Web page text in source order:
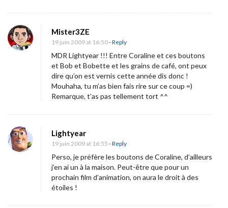
Mister3ZE
19 juin 2009 at 16:50- Reply
MDR Lightyear !!! Entre Coraline et ces boutons
et Bob et Bobette et les grains de café, ont peux
dire qu’on est vernis cette année dis donc !
Mouhaha, tu m’as bien fais rire sur ce coup =)
Remarque, t’as pas tellement tort ^^
Lightyear
19 juin 2009 at 16:55 - Reply
Perso, je préfère les boutons de Coraline, d’ailleurs
j’en ai un à la maison. Peut-être que pour un
prochain film d’animation, on aura le droit à des
étoiles !